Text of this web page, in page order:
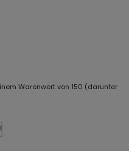
Warenwert von 150 (darunter